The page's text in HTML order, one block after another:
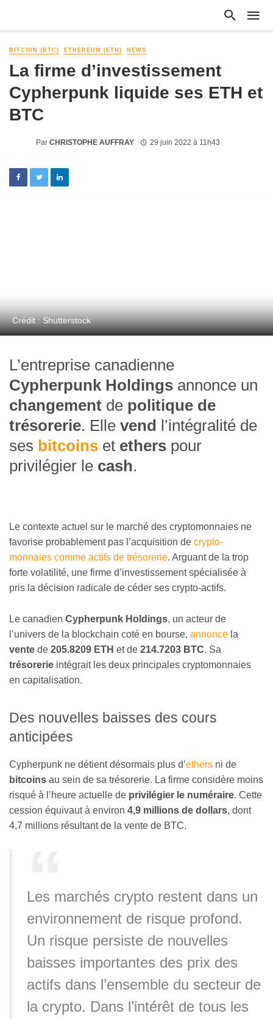
BITCOIN (BTC) ETHEREUM (ETH) NEWS
La firme d’investissement
Cypherpunk liquide ses ETH et
BTC
Par CHRISTOPHE AUFFRAY 29 juin 2022 à 11h43
Crédit : Shutterstock
L’entreprise canadienne
Cypherpunk Holdings annonce un
changement de politique de
trésorerie. Elle vend
l’intégralité de
ses bitcoins et ethers pour
privilégier le cash.
Le contexte actuel sur le marché des cryptomonnaies ne
favorise probablement pas l’acquisition de crypto-
monnaies comme actifs de trésorerie. Arguant de la trop
forte volatilité, une firme d’investissement spécialisée à
pris la décision radicale de céder ses crypto-actifs.
Le canadien Cypherpunk Holdings, un acteur de
l’univers de la blockchain coté en bourse, annonce la
vente de 205.8209 ETH et de 214.7203 BTC. Sa
trésorerie intégrait les deux principales cryptomonnaies
en capitalisation.
Des nouvelles baisses des cours
anticipées
Cypherpunk ne détient désormais plus d’ethers ni de
bitcoins au sein de sa trésorerie. La firme considère moins
risqué à l’heure actuelle de privilégier le numéraire. Cette
cession équivaut à environ 4,9 millions de dollars, dont
4,7 millions résultant de la vente de BTC.
Les marchés crypto restent dans un
environnement de risque profond.
Un risque persiste de nouvelles
baisses importantes des prix des
actifs dans l’ensemble du secteur de
la crypto. Dans l’intérêt de tous les